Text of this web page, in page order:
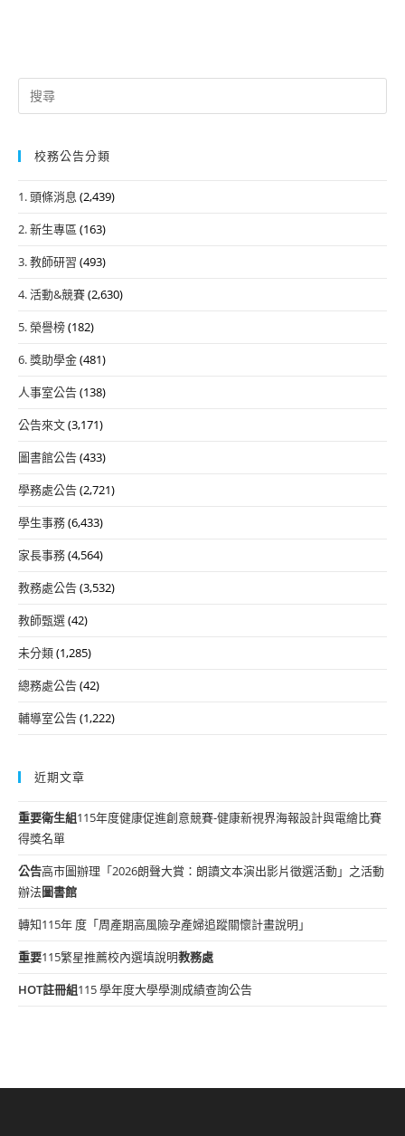
Search
for:
校務公告分類
1. 頭條消息 (2,439)
2. 新生專區 (163)
3. 教師研習 (493)
4. 活動&競賽(2,630)
5. 榮譽榜(182)
6. 獎助學金(481)
人事室公告(138)
公告來文(3,171)
圖書館公告(433)
學務處公告(2,721)
學生事務(6,433)
家長事務(4,564)
教務處公告(3,532)
教師甄選(42)
未分類(1,285)
總務處公告(42)
輔導室公告(1,222)
近期文章
重要衛生組115年度健康促進創意競賽-健康新視界海報設計與電繪比賽
得獎名單
公告高市圖辦理「2026朗聲大賞：朗讀文本演出影片徵選活動」之活動
辦法圖書館
轉知115年 度「周產期高風險孕產婦追蹤關懷計畫說明」
重要115繁星推薦校內選填說明教務處
HOT註冊組115 學年度大學學測成績查詢公告